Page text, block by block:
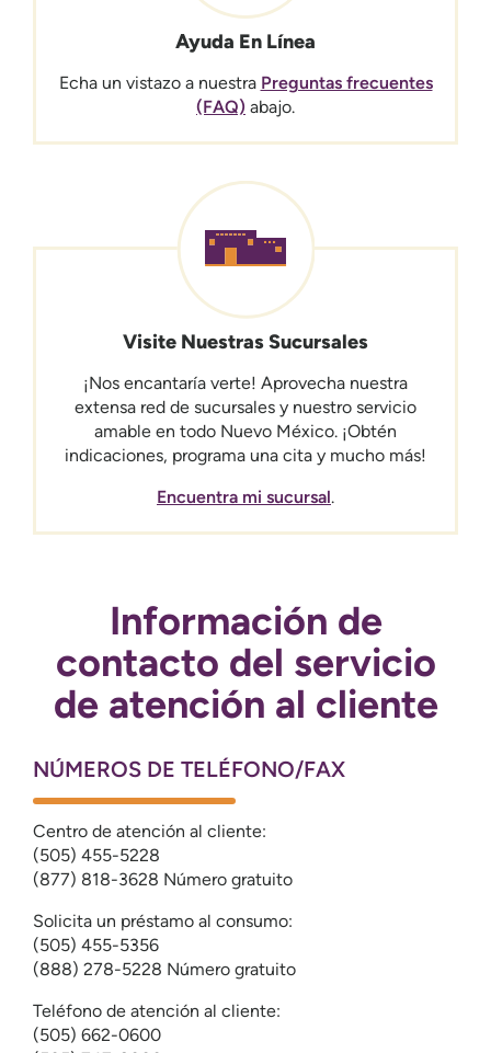
Ayuda En Línea
Echa un vistazo a nuestra Preguntas frecuentes
(FAQ) abajo.
Visite Nuestras Sucursales
¡Nos encantaría verte! Aprovecha nuestra
extensa red de sucursales y nuestro servicio
amable en todo Nuevo México. ¡Obtén
indicaciones, programa una cita y mucho más!
Encuentra mi sucursal.
Información de
contacto del servicio
de atención al cliente
NÚMEROS DE TELÉFONO/FAX
Centro de atención al cliente:
(505) 455-5228
(877) 818-3628 Número gratuito
Solicita un préstamo al consumo:
(505) 455-5356
(888) 278-5228 Número gratuito
Teléfono de atención al cliente:
(505) 662-0600